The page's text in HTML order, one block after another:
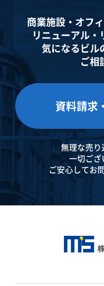
商業施設・オフ
リニューアル・
気になるビル
ご相
資料請求
無理な売
一切ござ
ご安心してお